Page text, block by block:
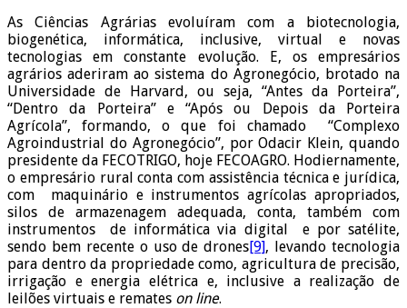
As Ciências Agrárias evoluíram com a biotecnologia,
biogenética, informática, inclusive, virtual e novas
tecnologias em constante evolução. E, os empresários
agrários aderiram ao sistema do Agronegócio, brotado na
Universidade de Harvard, ou seja, “Antes da Porteira”,
“Dentro da Porteira” e “Após ou Depois da Porteira
Agrícola”, formando, o que foi chamado “Complexo
Agroindustrial do Agronegócio”, por Odacir Klein, quando
presidente da FECOTRIGO, hoje FECOAGRO. Hodiernamente,
o empresário rural conta com assistência técnica e jurídica,
com maquinário e instrumentos agrícolas apropriados,
silos de armazenagem adequada, conta, também com
instrumentos de informática via digital e por satélite,
sendo bem recente o uso de drones[9], levando tecnologia
para dentro da propriedade como, agricultura de precisão,
irrigação e energia elétrica e, inclusive a realização de
leilões virtuais e remates on line.